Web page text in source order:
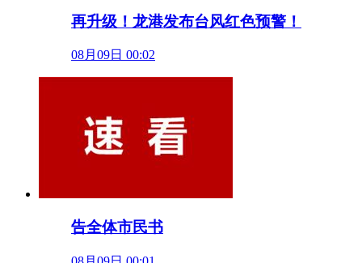
再升级！龙港发布台风红色预警！
08月09日 00:02
告全体市民书